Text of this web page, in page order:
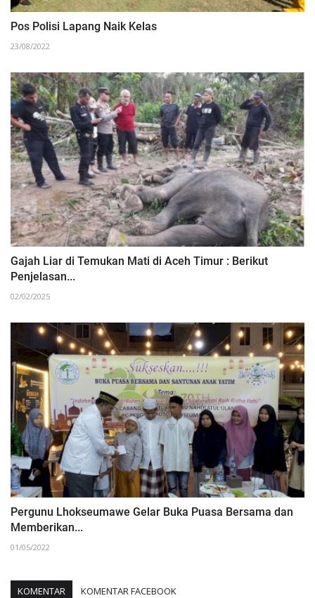
Pos Polisi Lapang Naik Kelas
23/08/2022
Gajah Liar di Temukan Mati di Aceh Timur : Berikut
Penjelasan...
02/02/2025
Pergunu Lhokseumawe Gelar Buka Puasa Bersama dan
Memberikan...
01/05/2022
KOMENTAR KOMENTAR FACEBOOK